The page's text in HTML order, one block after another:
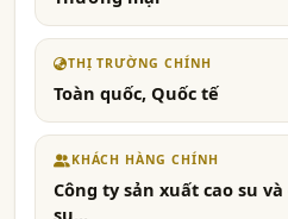
THỊ TRƯỜNG CHÍNH
Toàn quốc, Quốc tế
KHÁCH HÀNG CHÍNH
Công ty sản xuất cao su